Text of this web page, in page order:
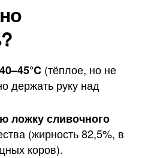
40–45°C (тёплое, но не
руку над
ложку сливочного
(жирность 82,5%, в
коров).